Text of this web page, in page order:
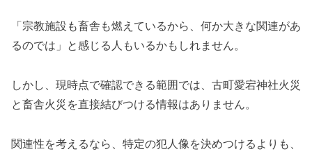
「宗教施設も畜舎も燃えているから、何か大きな関連があ
るのでは」と感じる人もいるかもしれません。
しかし、現時点で確認できる範囲では、古町愛宕神社火災
と畜舎火災を直接結びつける情報はありません。
関連性を考えるなら、特定の犯人像を決めつけるよりも、